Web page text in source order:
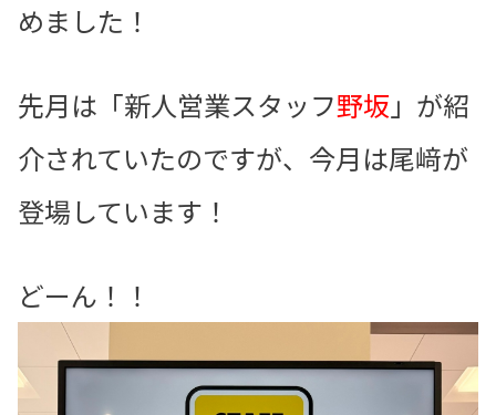
めました！
先月は「新人営業スタッフ野坂 」が紹
介されていたのですが、今月は尾﨑が
登場しています！
どーん！！